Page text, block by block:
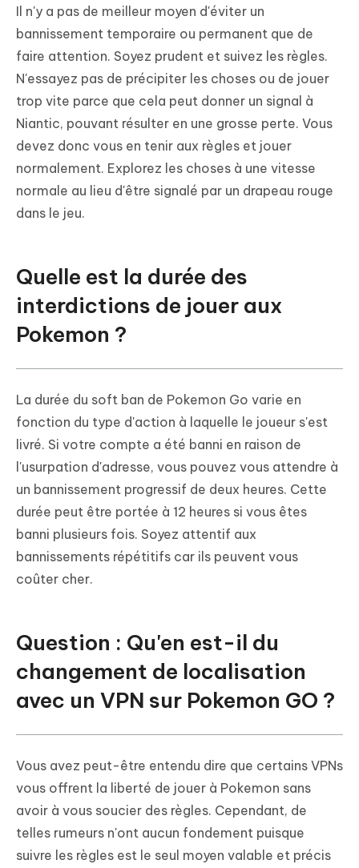
Il n'y a pas de meilleur moyen d'éviter un
bannissement temporaire ou permanent que de
faire attention. Soyez prudent et suivez les règles.
N'essayez pas de précipiter les choses ou de jouer
trop vite parce que cela peut donner un signal à
Niantic, pouvant résulter en une grosse perte. Vous
devez donc vous en tenir aux règles et jouer
normalement. Explorez les choses à une vitesse
normale au lieu d'être signalé par un drapeau rouge
dans le jeu.
Quelle est la durée des
interdictions de jouer aux
Pokemon ?
La durée du soft ban de Pokemon Go varie en
fonction du type d'action à laquelle le joueur s'est
livré. Si votre compte a été banni en raison de
l'usurpation d'adresse, vous pouvez vous attendre à
un bannissement progressif de deux heures. Cette
durée peut être portée à 12 heures si vous êtes
banni plusieurs fois. Soyez attentif aux
bannissements répétitifs car ils peuvent vous
coûter cher.
Question : Qu'en est-il du
changement de localisation
avec un VPN sur Pokemon GO ?
Vous avez peut-être entendu dire que certains VPNs
vous offrent la liberté de jouer à Pokemon sans
avoir à vous soucier des règles. Cependant, de
telles rumeurs n'ont aucun fondement puisque
suivre les règles est le seul moyen valable et précis